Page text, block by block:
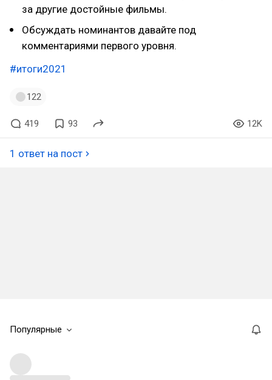
за другие достойные фильмы.
Обсуждать номинантов давайте под
комментариями первого уровня.
#итоги2021
122
419 93 12K
1 ответ на пост
Популярные